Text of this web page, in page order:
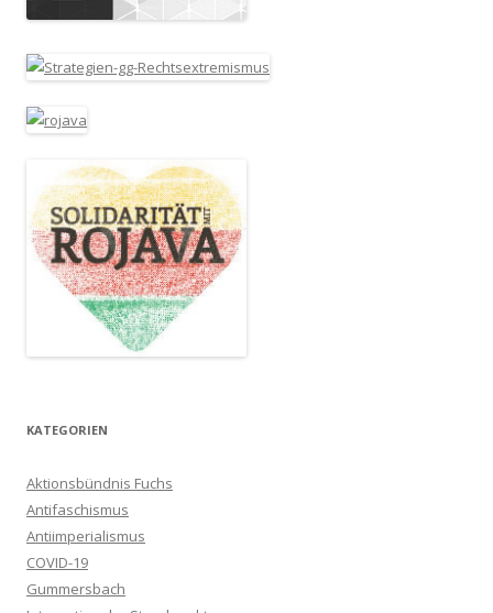
KATEGORIEN
Aktionsbündnis Fuchs
Antifaschismus
Antiimperialismus
COVID-19
Gummersbach